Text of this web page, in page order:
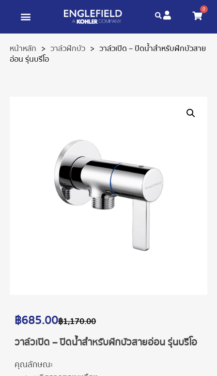
0
หน้าหลัก > วาล์วฝักบัว > วาล์วเปิด – ปิดน้ำสำหรับฝักบัวสาย
อ่อน รุ่นบรีโอ
฿1,170.00
฿685.00
วาล์วเปิด – ปิดน้ำสำหรับฝักบัวสายอ่อน รุ่นบรีโอ
คุณลักษณะ